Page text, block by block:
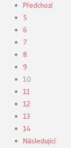
Předchozí
5
6
7
8
9
10
11
12
13
14
Následující